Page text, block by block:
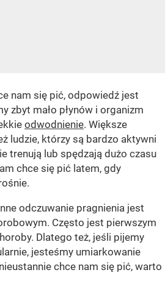
nam się pić, odpowiedź jest
zbyt mało płynów i organizm
odwodnienie. Większe
ludzie, którzy są bardzo aktywni
trenują lub spędzają dużo czasu
chce się pić latem, gdy
odczuwanie pragnienia jest
Często jest pierwszym
Dlatego też, jeśli pijemy
jesteśmy umiarkowanie
chce nam się pić, warto